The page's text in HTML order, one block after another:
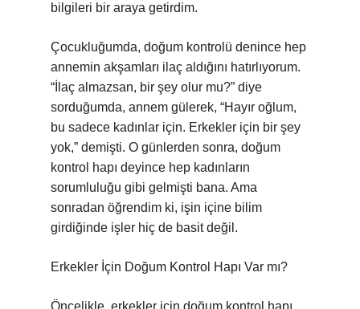
bilgileri bir araya getirdim.
Çocukluğumda, doğum kontrolü denince hep
annemin akşamları ilaç aldığını hatırlıyorum.
“İlaç almazsan, bir şey olur mu?” diye
sorduğumda, annem gülerek, “Hayır oğlum,
bu sadece kadınlar için. Erkekler için bir şey
yok,” demişti. O günlerden sonra, doğum
kontrol hapı deyince hep kadınların
sorumluluğu gibi gelmişti bana. Ama
sonradan öğrendim ki, işin içine bilim
girdiğinde işler hiç de basit değil.
Erkekler İçin Doğum Kontrol Hapı Var mı?
Öncelikle, erkekler için doğum kontrol hapı